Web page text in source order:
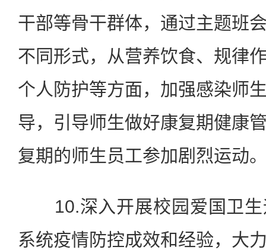
干部等骨干群体，通过主题班
不同形式，从营养饮食、规律
个人防护等方面，加强感染师
导，引导师生做好康复期健康
复期的师生员工参加剧烈运动
10.深入开展校园爱国卫生
系统疫情防控成效和经验，大